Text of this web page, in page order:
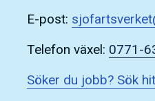
E-post:
Telefon växel: 0771-
Söker du jobb? Sök